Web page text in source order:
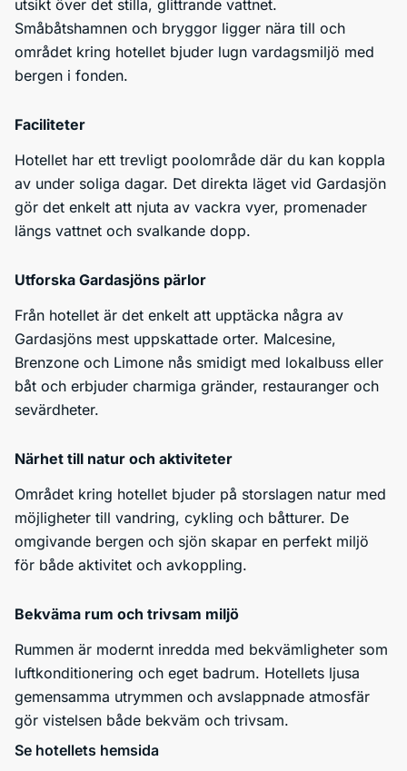
utsikt över det stilla, glittrande vattnet.
Småbåtshamnen och bryggor ligger nära till och
området kring hotellet bjuder lugn vardagsmiljö med
bergen i fonden.
Faciliteter
Hotellet har ett trevligt poolområde där du kan koppla
av under soliga dagar. Det direkta läget vid Gardasjön
gör det enkelt att njuta av vackra vyer, promenader
längs vattnet och svalkande dopp.
Utforska Gardasjöns pärlor
Från hotellet är det enkelt att upptäcka några av
Gardasjöns mest uppskattade orter. Malcesine,
Brenzone och Limone nås smidigt med lokalbuss eller
båt och erbjuder charmiga gränder, restauranger och
sevärdheter.
Närhet till natur och aktiviteter
Området kring hotellet bjuder på storslagen natur med
möjligheter till vandring, cykling och båtturer. De
omgivande bergen och sjön skapar en perfekt miljö
för både aktivitet och avkoppling.
Bekväma rum och trivsam miljö
Rummen är modernt inredda med bekvämligheter som
luftkonditionering och eget badrum. Hotellets ljusa
gemensamma utrymmen och avslappnade atmosfär
gör vistelsen både bekväm och trivsam.
Se hotellets hemsida